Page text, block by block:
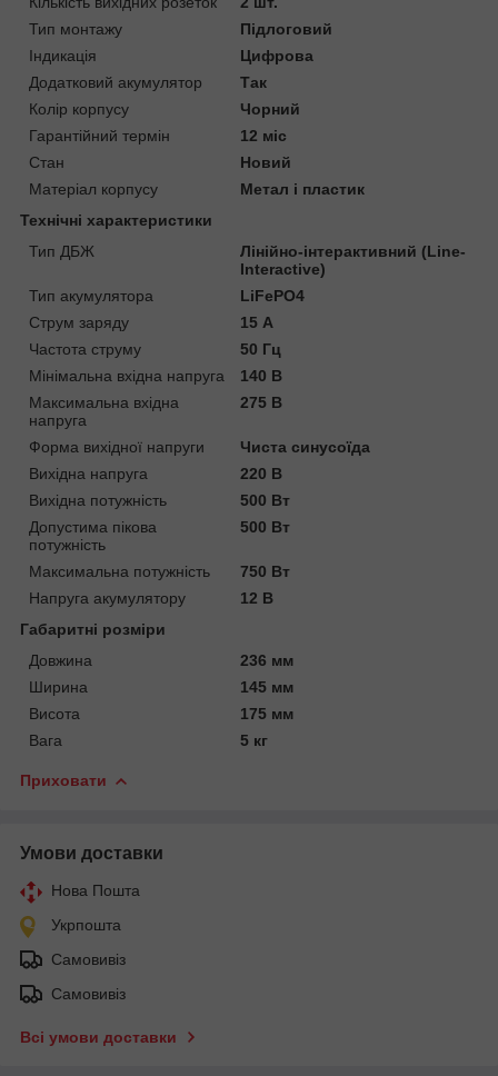
Тип монтажу
Підлоговий
Індикація
Цифрова
Додатковий акумулятор
Так
Колір корпусу
Чорний
Гарантійний термін
12 міс
Стан
Новий
Матеріал корпусу
Метал і пластик
Технічні характеристики
Тип ДБЖ
Лінійно-інтерактивний (Line-
Interactive)
Тип акумулятора
LiFePO4
Струм заряду
15 А
Частота струму
50 Гц
Мінімальна вхідна напруга
140 В
Максимальна вхідна
напруга
275 В
Форма вихідної напруги
Чиста синусоїда
Вихідна напруга
220 В
Вихідна потужність
500 Вт
Допустима пікова
потужність
500 Вт
Максимальна потужність
750 Вт
Напруга акумулятору
12 В
Габаритні розміри
Довжина
236 мм
Ширина
145 мм
Висота
175 мм
Вага
5 кг
Приховати
Умови доставки
Нова Пошта
Укрпошта
Самовивіз
Самовивіз
Всі умови доставки